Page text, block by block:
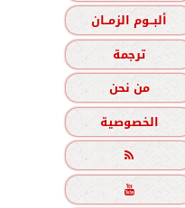
ألبــوم الزمــان
ترجمة
من نحن
الخصوصية

